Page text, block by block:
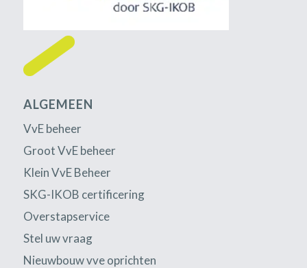
ALGEMEEN
VvE beheer
Groot VvE beheer
Klein VvE Beheer
SKG-IKOB certificering
Overstapservice
Stel uw vraag
Nieuwbouw vve oprichten